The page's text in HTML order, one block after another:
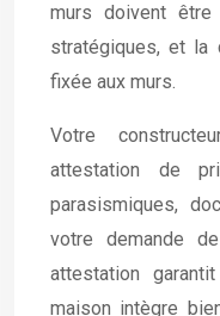
murs doivent
stratégiques, et la
fixée aux murs.
Votre
attestation de
parasismiques,
votre demande
attestation
maison intègre